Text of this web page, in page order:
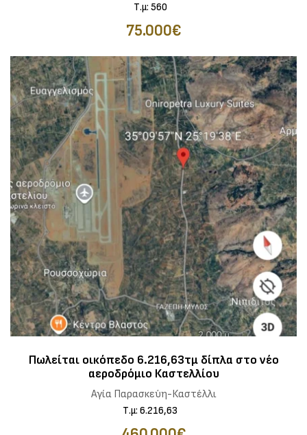
Τ.μ: 560
75.000€
Πωλείται οικόπεδο 6.216,63τμ δίπλα στο νέο
αεροδρόμιο Καστελλίου
Αγία Παρασκεύη-Καστέλλι
Τ.μ: 6.216,63